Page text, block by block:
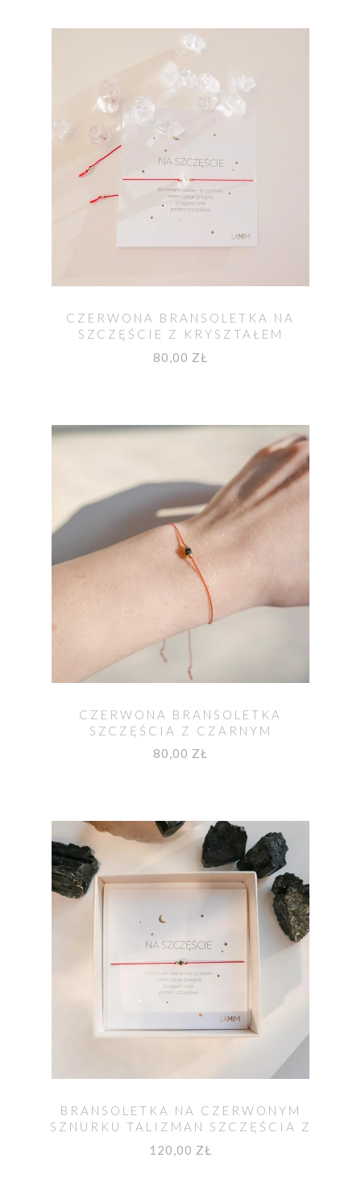
CZERWONA BRANSOLETKA NA
SZCZĘŚCIE Z KRYSZTAŁEM
HERKIMER
80,00 ZŁ
CZERWONA BRANSOLETKA
SZCZĘŚCIA Z CZARNYM
TURMALINEM OCHRONNYM
80,00 ZŁ
BRANSOLETKA NA CZERWONYM
SZNURKU TALIZMAN SZCZĘŚCIA Z
DIAMENTEM
120,00 ZŁ